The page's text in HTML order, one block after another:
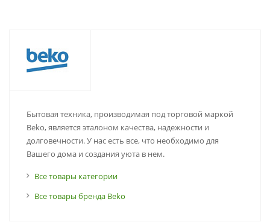
Бытовая техника, производимая под торговой маркой
Beko, является эталоном качества, надежности и
долговечности. У нас есть все, что необходимо для
Вашего дома и создания уюта в нем.
Все товары категории
Все товары бренда Beko